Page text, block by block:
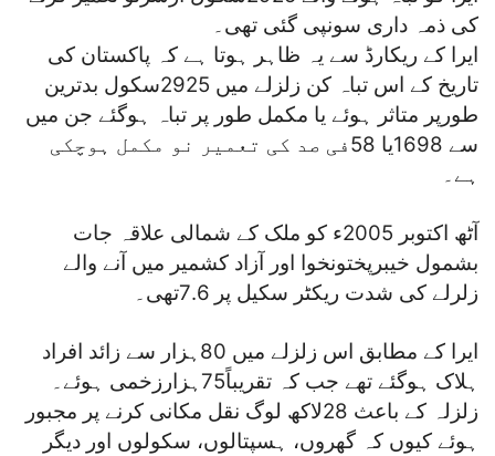
کی ذمہ داری سونپی گئی تھی۔
ایرا کے ریکارڈ سے یہ ظاہر ہوتا ہے کہ پاکستان کی
تاریخ کے اس تباہ کن زلزلے میں 2925سکول بدترین
طورپر متاثر ہوئے یا مکمل طور پر تباہ ہوگئے جن میں
سے 1698یا 58فی صد کی تعمیر نو مکمل ہوچکی
ہے۔
آٹھ اکتوبر 2005ء کو ملک کے شمالی علاقہ جات
بشمول خیبرپختونخوا اور آزاد کشمیر میں آنے والے
زلرلے کی شدت ریکٹر سکیل پر 7.6تھی۔
ایرا کے مطابق اس زلزلے میں 80ہزار سے زائد افراد
ہلاک ہوگئے تھے جب کہ تقریباً75ہزارزخمی ہوئے۔
زلزلہ کے باعث 28لاکھ لوگ نقل مکانی کرنے پر مجبور
ہوئے کیوں کہ گھروں، ہسپتالوں، سکولوں اور دیگر